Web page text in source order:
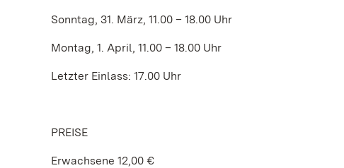
Sonntag, 31. März, 11.00 – 18.00 Uhr
Montag, 1. April, 11.00 – 18.00 Uhr
Letzter Einlass: 17.00 Uhr
PREISE
Erwachsene 12,00 €